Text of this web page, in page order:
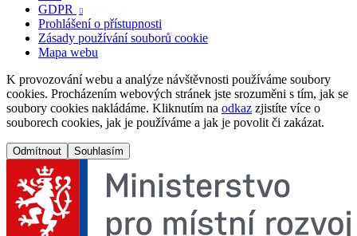
GDPR

Prohlášení o přístupnosti
Zásady používání souborů cookie
Mapa webu
K provozování webu a analýze návštěvnosti používáme soubory
cookies. Procházením webových stránek jste srozuměni s tím, jak se
soubory cookies nakládáme. Kliknutím na odkaz zjistíte více o
souborech cookies, jak je používáme a jak je povolit či zakázat.
Odmítnout Souhlasím